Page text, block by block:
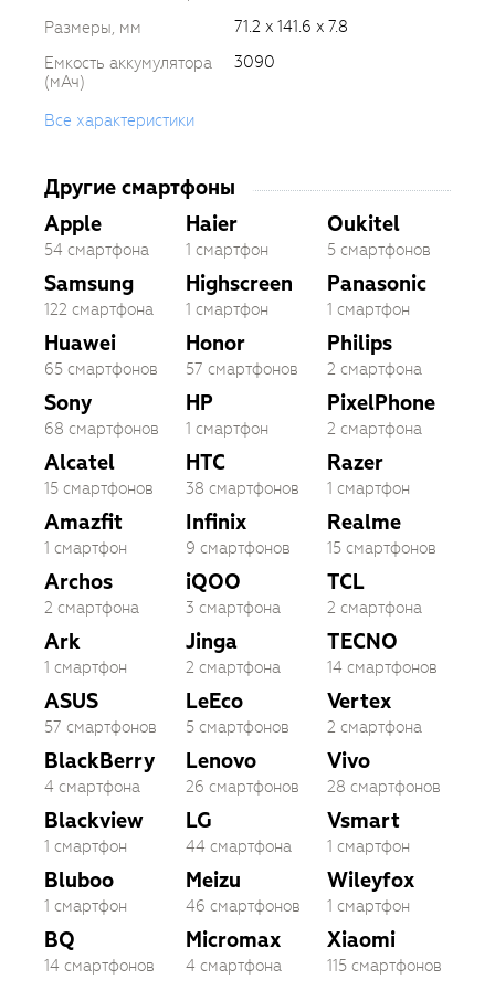
Размеры, мм
71.2 x 141.6 x 7.8
Емкость аккумулятора
(мАч)
3090
Все характеристики
Другие смартфоны
Apple
54 смартфона
Samsung
122 смартфона
Huawei
65 смартфонов
Sony
68 смартфонов
Alcatel
15 смартфонов
Amazfit
1 смартфон
Archos
2 смартфона
Ark
1 смартфон
ASUS
57 смартфонов
BlackBerry
4 смартфона
Blackview
1 смартфон
Bluboo
1 смартфон
BQ
14 смартфонов
Haier
1 смартфон
Highscreen
1 смартфон
Honor
57 смартфонов
HP
1 смартфон
HTC
38 смартфонов
Infinix
9 смартфонов
iQOO
3 смартфона
Jinga
2 смартфона
LeEco
5 смартфонов
Lenovo
26 смартфонов
LG
44 смартфона
Meizu
46 смартфонов
Micromax
4 смартфона
Oukitel
5 смартфонов
Panasonic
1 смартфон
Philips
2 смартфона
PixelPhone
2 смартфона
Razer
1 смартфон
Realme
15 смартфонов
TCL
2 смартфона
TECNO
14 смартфонов
Vertex
2 смартфона
Vivo
28 смартфонов
Vsmart
1 смартфон
Wileyfox
1 смартфон
Xiaomi
115 смартфонов